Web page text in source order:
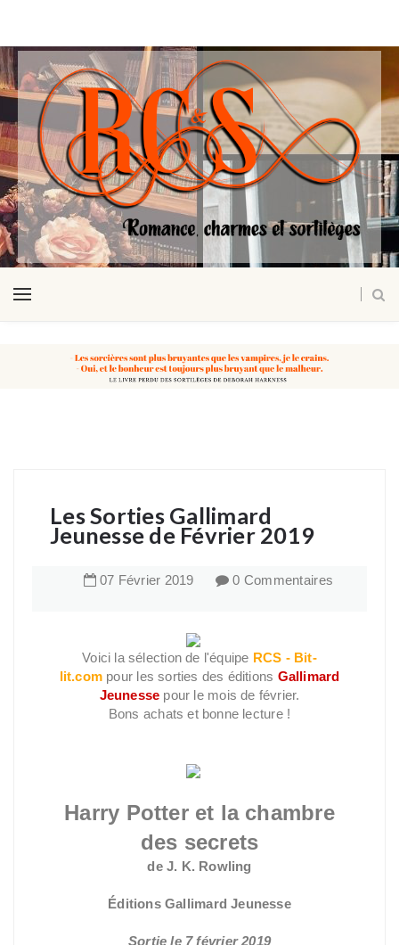
Les Sorties Gallimard
Jeunesse de Février 2019
07 Février 2019 0 Commentaires
Voici la sélection de l'équipe RCS - Bit-
lit.com pour les sorties des éditions Gallimard
Jeunesse pour le mois de février.
Bons achats et bonne lecture !
Harry Potter et la chambre
des secrets
de J. K. Rowling
Éditions Gallimard Jeunesse
Sortie le 7 février 2019